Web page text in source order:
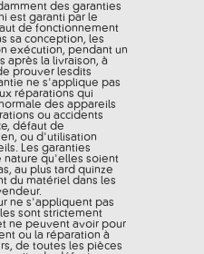
des garanties
est garanti par le
de fonctionnement
sa conception, les
exécution, pendant un
après la livraison, à
prouver lesdits
ne s'applique pas
réparations qui
des appareils
ou accidents
défaut de
ou d'utilisation
Les garanties
nature qu'elles soient
au plus tard quinze
du matériel dans les
ne s'appliquent pas
sont strictement
ne peuvent avoir pour
ou la réparation à
de toutes les pièces